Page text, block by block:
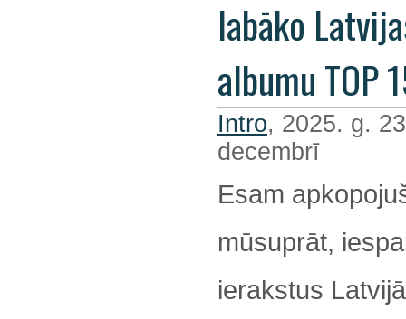
labāko
albumu TOP
Intro, 2025. g.
decembrī
Esam
mūsuprāt,
ierakstus